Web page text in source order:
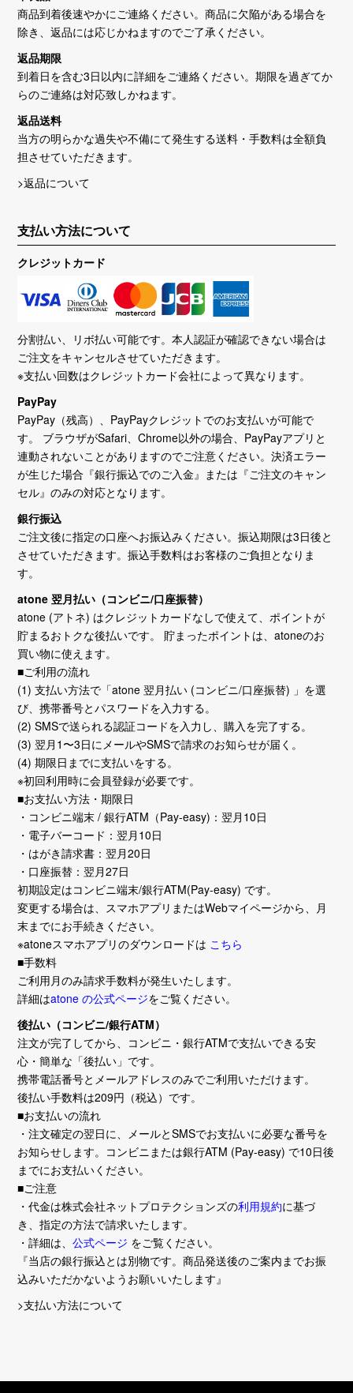
商品到着後速やかにご連絡ください。商品に欠陥がある場合を
除き、返品には応じかねますのでご了承ください。
返品期限
到着日を含む3日以内に詳細をご連絡ください。期限を過ぎてか
らのご連絡は対応致しかねます。
返品送料
当方の明らかな過失や不備にて発生する送料・手数料は全額負
担させていただきます。
>返品について
支払い方法について
クレジットカード
分割払い、リボ払い可能です。本人認証が確認できない場合は
ご注文をキャンセルさせていただきます。
※支払い回数はクレジットカード会社によって異なります。
PayPay
PayPay（残高）、PayPayクレジットでのお支払いが可能で
す。 ブラウザがSafari、Chrome以外の場合、PayPayアプリと
連動されないことがありますのでご注意ください。決済エラー
が生じた場合『銀行振込でのご入金』または『ご注文のキャン
セル』のみの対応となります。
銀行振込
ご注文後に指定の口座へお振込みください。振込期限は3日後と
させていただきます。振込手数料はお客様のご負担となりま
す。
atone 翌月払い（コンビニ/口座振替）
atone (アトネ) はクレジットカードなしで使えて、ポイントが
貯まるおトクな後払いです。 貯まったポイントは、atoneのお
買い物に使えます。
■ご利用の流れ
(1) 支払い方法で「atone 翌月払い (コンビニ/口座振替) 」を選
び、携帯番号とパスワードを入力する。
(2) SMSで送られる認証コードを入力し、購入を完了する。
(3) 翌月1〜3日にメールやSMSで請求のお知らせが届く。
(4) 期限日までに支払いをする。
※初回利用時に会員登録が必要です。
■お支払い方法・期限日
・コンビニ端末 / 銀行ATM（Pay-easy)：翌月10日
・電子バーコード：翌月10日
・はがき請求書：翌月20日
・口座振替：翌月27日
初期設定はコンビニ端末/銀行ATM(Pay-easy) です。
変更する場合は、スマホアプリまたはWebマイページから、月
末までにお手続きください。
※atoneスマホアプリのダウンロードは こちら
■手数料
ご利用月のみ請求手数料が発生いたします。
詳細はatone の公式ページをご覧ください。
後払い（コンビニ/銀行ATM）
注文が完了してから、コンビニ・銀行ATMで支払いできる安
心・簡単な「後払い」です。
携帯電話番号とメールアドレスのみでご利用いただけます。
後払い手数料は209円（税込）です。
■お支払いの流れ
・注文確定の翌日に、メールとSMSでお支払いに必要な番号を
お知らせします。コンビニまたは銀行ATM (Pay-easy) で10日後
までにお支払いください。
■ご注意
・代金は株式会社ネットプロテクションズの利用規約に基づ
き、指定の方法で請求いたします。
・詳細は、公式ページ をご覧ください。
『当店の銀行振込とは別物です。商品発送後のご案内までお振
込みいただかないようお願いいたします』
>支払い方法について